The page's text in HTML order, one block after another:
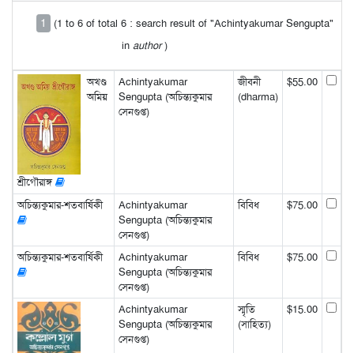
1
(1 to 6 of total 6 : search result of "Achintyakumar Sengupta"
in author)
অখণ্ড
অমিয়
শ্রীগৌরাঙ্গ
Achintyakumar
Sengupta (অচিন্ত্যকুমার
সেনগুপ্ত)
জীবনী
(dharma)
$55.00
অচিন্ত্যকুমার-শতবার্ষিকী
Achintyakumar
Sengupta (অচিন্ত্যকুমার
সেনগুপ্ত)
বিবিধ $75.00
অচিন্ত্যকুমার-শতবার্ষিকী
Achintyakumar
Sengupta (অচিন্ত্যকুমার
সেনগুপ্ত)
বিবিধ $75.00
Achintyakumar
Sengupta (অচিন্ত্যকুমার
সেনগুপ্ত)
স্মৃতি
(সাহিত্য)
$15.00